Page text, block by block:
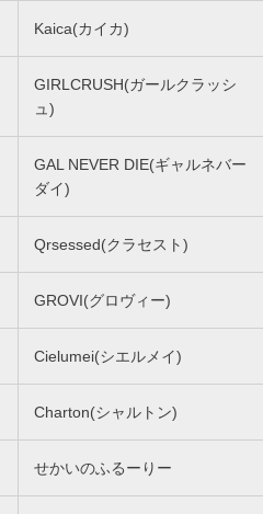
Kaica(カイカ)
GIRLCRUSH(ガールクラッシ
ュ)
GAL NEVER DIE(ギャルネバー
ダイ)
Qrsessed(クラセスト)
GROVI(グロヴィー)
Cielumei(シエルメイ)
Charton(シャルトン)
せかいのふるーりー